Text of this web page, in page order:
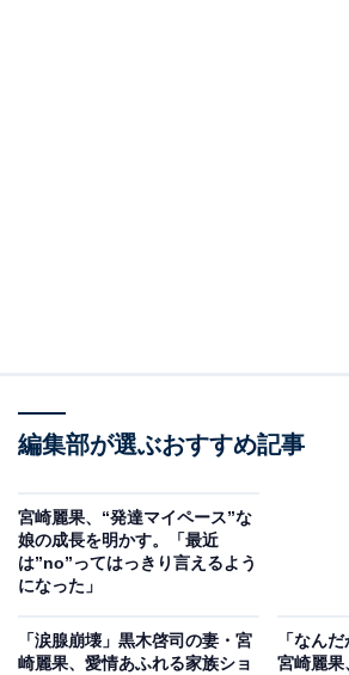
編集部が選ぶおすすめ記事
宮崎麗果、“発達マイペース”な
娘の成長を明かす。「最近
は”no”ってはっきり言えるよう
になった」
「涙腺崩壊」黒木啓司の妻・宮
崎麗果、愛情あふれる家族ショ
「なん
宮崎麗果